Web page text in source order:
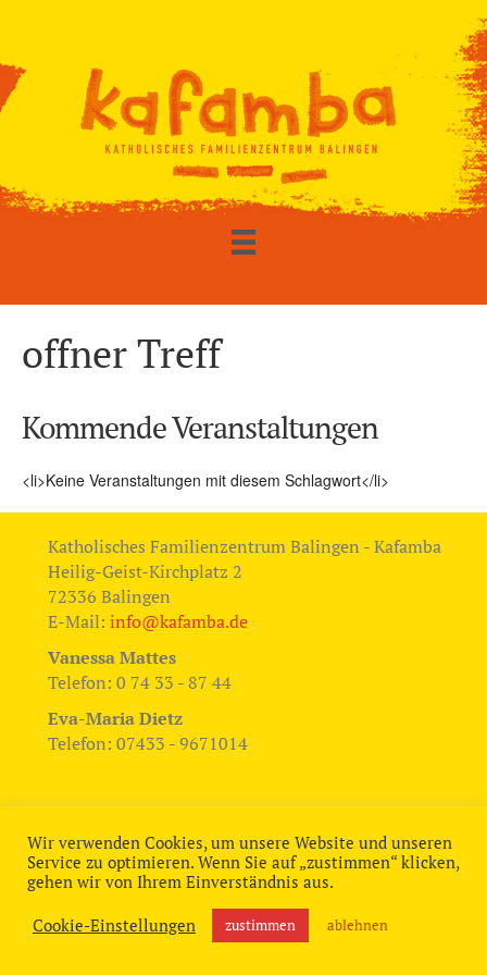
offner Treff
Kommende Veranstaltungen
<li>Keine Veranstaltungen mit diesem Schlagwort</li>
Katholisches Familienzentrum Balingen - Kafamba
Heilig-Geist-Kirchplatz 2
72336 Balingen
E-Mail: info@kafamba.de
Vanessa Mattes
Telefon: 0 74 33 - 87 44
Eva-Maria Dietz
Telefon: 07433 - 9671014
Wir verwenden Cookies, um unsere Website und unseren
Service zu optimieren. Wenn Sie auf „zustimmen“ klicken,
gehen wir von Ihrem Einverständnis aus.
Cookie-Einstellungen zustimmen ablehnen